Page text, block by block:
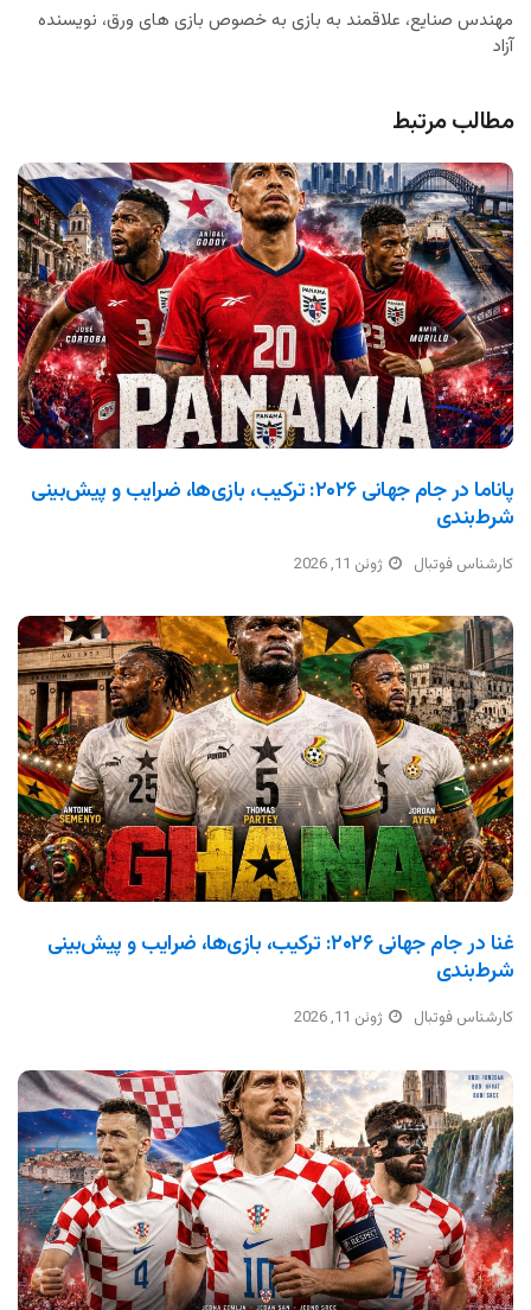
مهندس صنایع، علاقمند به بازی به خصوص بازی های ورق، نویسنده
آزاد
مطالب مرتبط
پاناما در جام جهانی ۲۰۲۶: ترکیب، بازی‌ها، ضرایب و پیش‌بینی
شرط‌بندی
کارشناس فوتبال ژوئن 11, 2026
غنا در جام جهانی ۲۰۲۶: ترکیب، بازی‌ها، ضرایب و پیش‌بینی
شرط‌بندی
کارشناس فوتبال ژوئن 11, 2026